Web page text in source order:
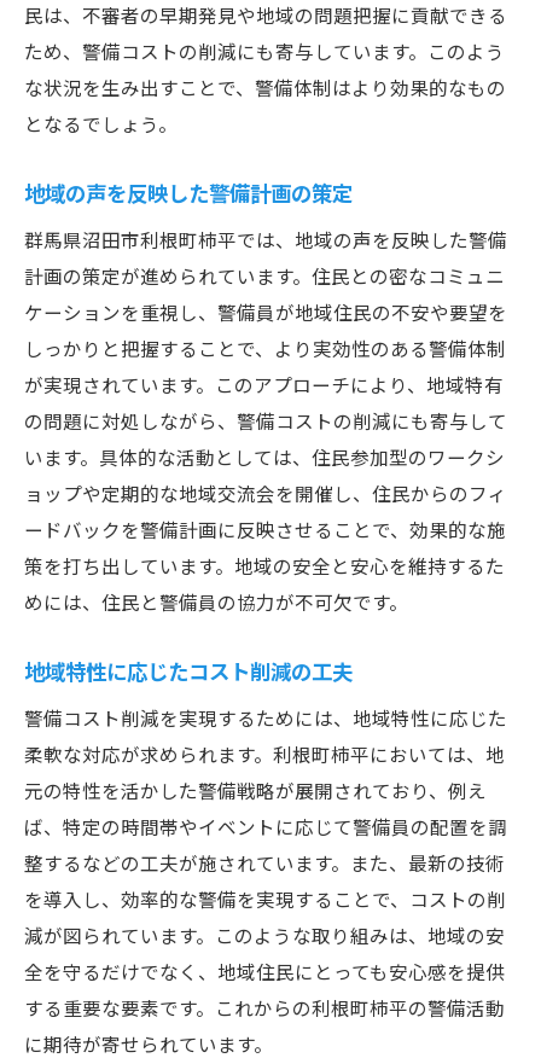
民は、不審者の早期発見や地域の問題把握に貢献できる
ため、警備コストの削減にも寄与しています。このよう
な状況を生み出すことで、警備体制はより効果的なもの
となるでしょう。
地域の声を反映した警備計画の策定
群馬県沼田市利根町柿平では、地域の声を反映した警備
計画の策定が進められています。住民との密なコミュニ
ケーションを重視し、警備員が地域住民の不安や要望を
しっかりと把握することで、より実効性のある警備体制
が実現されています。このアプローチにより、地域特有
の問題に対処しながら、警備コストの削減にも寄与して
います。具体的な活動としては、住民参加型のワークシ
ョップや定期的な地域交流会を開催し、住民からのフィ
ードバックを警備計画に反映させることで、効果的な施
策を打ち出しています。地域の安全と安心を維持するた
めには、住民と警備員の協力が不可欠です。
地域特性に応じたコスト削減の工夫
警備コスト削減を実現するためには、地域特性に応じた
柔軟な対応が求められます。利根町柿平においては、地
元の特性を活かした警備戦略が展開されており、例え
ば、特定の時間帯やイベントに応じて警備員の配置を調
整するなどの工夫が施されています。また、最新の技術
を導入し、効率的な警備を実現することで、コストの削
減が図られています。このような取り組みは、地域の安
全を守るだけでなく、地域住民にとっても安心感を提供
する重要な要素です。これからの利根町柿平の警備活動
に期待が寄せられています。